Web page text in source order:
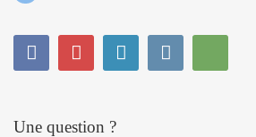
Une question ?